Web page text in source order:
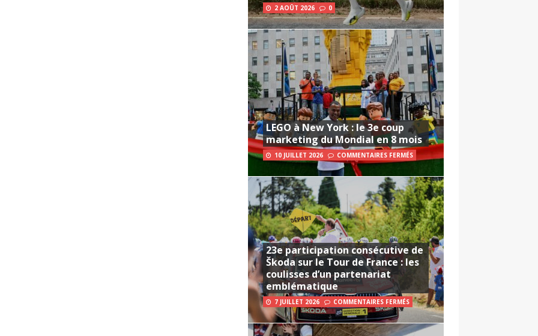
2 AOÛT 2026 0
LEGO à New York : le 3e coup
marketing du Mondial en 8 mois
10 JUILLET 2026 COMMENTAIRES FERMÉS
23e participation consécutive de
Škoda sur le Tour de France : les
coulisses d’un partenariat
emblématique
7 JUILLET 2026 COMMENTAIRES FERMÉS